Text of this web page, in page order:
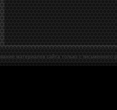
материалов сайта только с